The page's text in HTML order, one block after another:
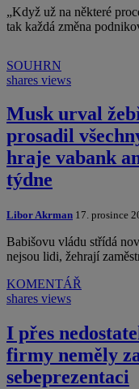
„Když už na některé
tak každá změna
SOUHRN
shares views
Musk urval
prosadil
hraje vabank
týdne
Libor Akrman 17. prosince
Babišovu vládu střídá
nejsou lidi, žehrají
KOMENTÁŘ
shares views
I přes
firmy neměly
sebeprezentaci